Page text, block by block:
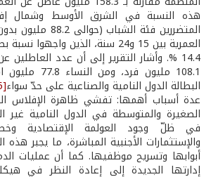
المتضررين فئة
العمرية بين 15 و24 سنة، الذين
14.4 %. وأشار التقرير إلى أن عدد
108.1 مليون
البطالة الدول النامية والصناعية على حدّ سواء[15]
عدة أسباب أهمها: تفشي ظاهرة الإفلاس
الصغيرة والمتوسطة في الدول النامية غير
في ظلّ وجود العولمة الإقتصادية
والإستثمارات الأجنبية المباشرة، ما يجبر
أبوابها وتسريح موظفيها. كما أن عمليات
إدارتها الجديدة إلى إعادة النظر في